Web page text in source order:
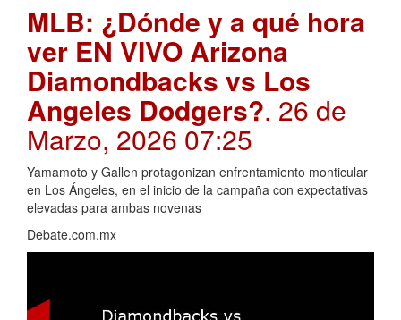
MLB: ¿Dónde y a qué hora
ver EN VIVO Arizona
Diamondbacks vs Los
Angeles Dodgers?. 26 de
Marzo, 2026 07:25
Yamamoto y Gallen protagonizan enfrentamiento monticular
en Los Ángeles, en el inicio de la campaña con expectativas
elevadas para ambas novenas
Debate.com.mx